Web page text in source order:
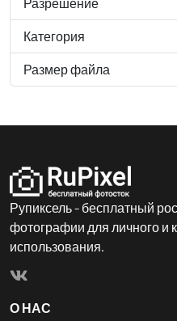
Разрешение
Категория
Размер файла
Рупиксель - бесплатный
фотографии для личного и
использования.
О НАС